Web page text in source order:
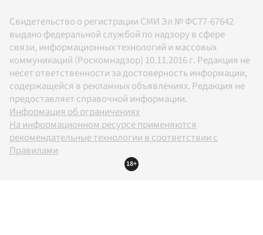
Свидетельство о регистрации СМИ Эл № ФС77-67642
выдано федеральной службой по надзору в сфере
связи, информационных технологий и массовых
коммуникаций (Роскомнадзор) 10.11.2016 г. Редакция не
несет ответственности за достоверность информации,
содержащейся в рекламных объявлениях. Редакция не
предоставляет справочной информации.
Информация об ограничениях
На информационном ресурсе применяются
рекомендательные технологии в соответствии с
Правилами
18+